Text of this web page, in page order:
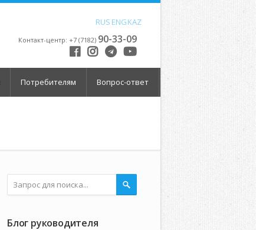
RUS ENGKAZ
Контакт-центр: +7 (7182) 90-33-09
Потребителям Вопрос-ответ
Блог руководителя